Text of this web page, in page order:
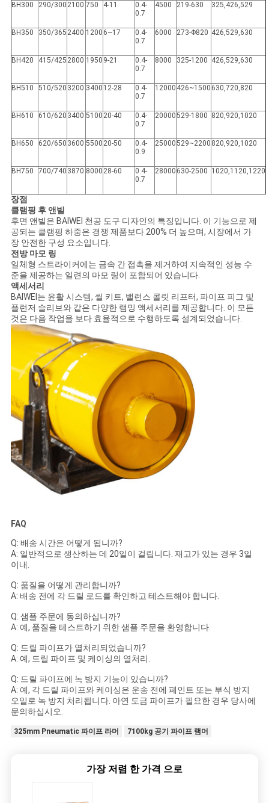
사
이
PRIVACY
POLICY
BH300 290/300 2100 750 4-11
0.4-
0.7
4500 219-630 325,426,529
BH350 350/365 2400 1200 6~17
0.4-
0.7
6000 273-Φ820 426,529,630
BH420 415/425 2800 1950 9-21
0.4-
0.7
8000 325-1200 426,529,630
BH510 510/520 3200 3400 12-28
0.4-
0.7
12000 426~1500 630,720,820
BH610 610/620 3400 5100 20-40
0.4-
0.7
20000529-1800 820,920,1020
BH650 620/650 3600 5500 20-50
0.4-
0.9
25000529~2200 820,920,1020
BH750 700/740 3870 8000 28-60
0.4-
0.7
28000 630-2500 1020,1120,1220
장점
클램핑 후 앤빌
후면 앤빌은 BAIWEI 천공 도구 디자인의 특징입니다. 이 기능으로 제
공되는 클램핑 하중은 경쟁 제품보다 200% 더 높으며, 시장에서 가
장 안전한 구성 요소입니다.
전방 마모 링
일체형 스트라이커에는 금속 간 접촉을 제거하여 지속적인 성능 수
준을 제공하는 일련의 마모 링이 포함되어 있습니다.
액세서리
BAIWEI는 윤활 시스템, 씰 키트, 밸런스 콜릿 리프터, 파이프 피그 및
플런저 슬리브와 같은 다양한 램밍 액세서리를 제공합니다. 이 모든
것은 다음 작업을 보다 효율적으로 수행하도록 설계되었습니다.
FAQ
Q: 배송 시간은 어떻게 됩니까?
A: 일반적으로 생산하는 데 20일이 걸립니다. 재고가 있는 경우 3일
이내.
Q: 품질을 어떻게 관리합니까?
A: 배송 전에 각 드릴 로드를 확인하고 테스트해야 합니다.
Q: 샘플 주문에 동의하십니까?
A: 예, 품질을 테스트하기 위한 샘플 주문을 환영합니다.
Q: 드릴 파이프가 열처리되었습니까?
A: 예, 드릴 파이프 및 케이싱의 열처리.
Q: 드릴 파이프에 녹 방지 기능이 있습니까?
A: 예, 각 드릴 파이프와 케이싱은 운송 전에 페인트 또는 부식 방지
오일로 녹 방지 처리됩니다. 아연 도금 파이프가 필요한 경우 당사에
문의하십시오.
325mm Pneumatic 파이프 라머 7100kg 공기 파이프 램머
가장 저렴 한 가격 으로